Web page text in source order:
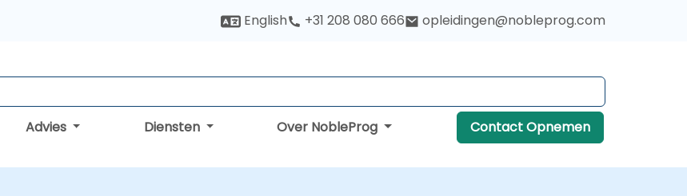
English +31 208 080 666 opleidingen@nobleprog.com
Advies Diensten Over NobleProg Contact Opnemen